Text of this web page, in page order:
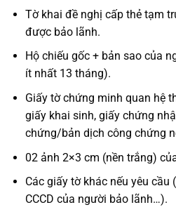
Tờ khai đề nghị cấp thẻ tạm
được bảo lãnh.
Hộ chiếu gốc + bản sao của
ít nhất 13 tháng).
Giấy tờ chứng minh quan hệ
giấy khai sinh, giấy chứng
chứng/bản dịch công chứng
02 ảnh 2×3 cm (nền trắng)
Các giấy tờ khác nếu yêu cầu
CCCD của người bảo lãnh…).